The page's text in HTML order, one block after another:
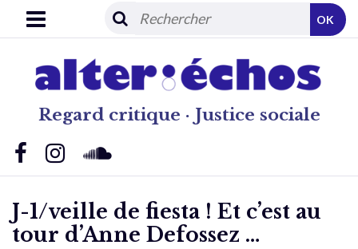
Regard critique · Justice sociale
OK
J-1/veille de fiesta ! Et c’est au
tour d’Anne Defossez …